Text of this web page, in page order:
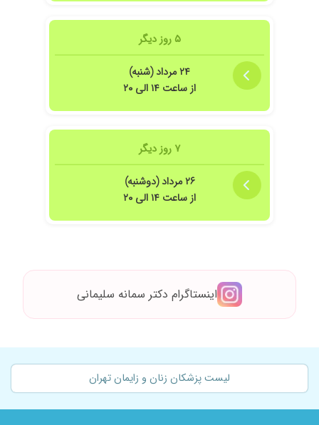
۵ روز دیگر
۲۴ مرداد (شنبه)
از ساعت ۱۴ الی ۲۰
۷ روز دیگر
۲۶ مرداد (دوشنبه)
از ساعت ۱۴ الی ۲۰
اینستاگرام دکتر سمانه سلیمانی
لیست پزشکان زنان و زایمان تهران